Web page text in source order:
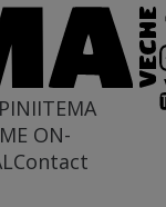
TEMA
ON-
Contact